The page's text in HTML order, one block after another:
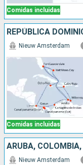
Comidas incluidas
Comidas incluidas
Nieuw Amsterdam
Nieuw Amsterdam